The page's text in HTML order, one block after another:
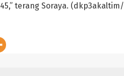
terang Soraya.